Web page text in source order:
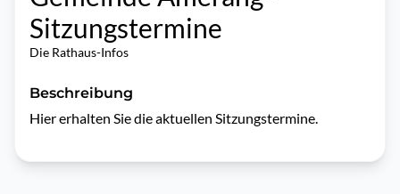
Sitzungstermine
Die Rathaus-Infos
Beschreibung
Hier erhalten Sie die aktuellen Sitzungstermine.